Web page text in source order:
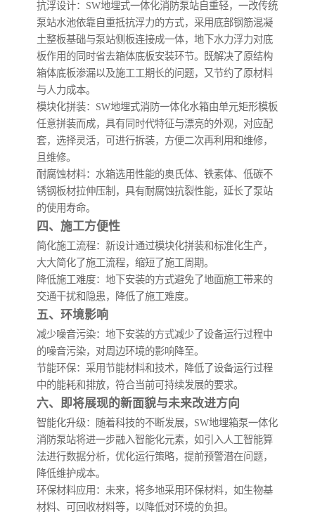
抗浮设计：SW地埋式一体化消防泵站自重轻，一改传统
泵站水池依靠自重抵抗浮力的方式，采用底部钢筋混凝
土整板基础与泵站侧板连接成一体，地下水力浮力对底
板作用的同时省去箱体底板安装环节。既解决了原结构
箱体底板渗漏以及施工工期长的问题，又节约了原材料
与人力成本。
模块化拼装：SW地埋式消防一体化水箱由单元矩形模板
任意拼装而成，具有同时代特征与漂亮的外观，对应配
套，选择灵活，可进行拆装，方便二次再利用和维修，
且维修。
耐腐蚀材料：水箱选用性能的奥氏体、铁素体、低碳不
锈钢板材拉伸压制，具有耐腐蚀抗裂性能，延长了泵站
的使用寿命。
四、施工方便性
简化施工流程：新设计通过模块化拼装和标准化生产，
大大简化了施工流程，缩短了施工周期。
降低施工难度：地下安装的方式避免了地面施工带来的
交通干扰和隐患，降低了施工难度。
五、环境影响
减少噪音污染：地下安装的方式减少了设备运行过程中
的噪音污染，对周边环境的影响降至。
节能环保：采用节能材料和技术，降低了设备运行过程
中的能耗和排放，符合当前可持续发展的要求。
六、即将展现的新面貌与未来改进方向
智能化升级：随着科技的不断发展，SW地埋箱泵一体化
消防泵站将进一步融入智能化元素，如引入人工智能算
法进行数据分析，优化运行策略，提前预警潜在问题，
降低维护成本。
环保材料应用 ：未来，将多地采用环保材料，如生物基
材料、可回收材料等，以降低对环境的负担。